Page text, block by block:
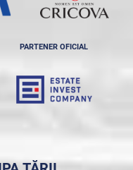
PARTENER OFICIAL